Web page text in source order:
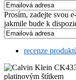
Prosím, zadejte svou
jakmile bude k
recenze